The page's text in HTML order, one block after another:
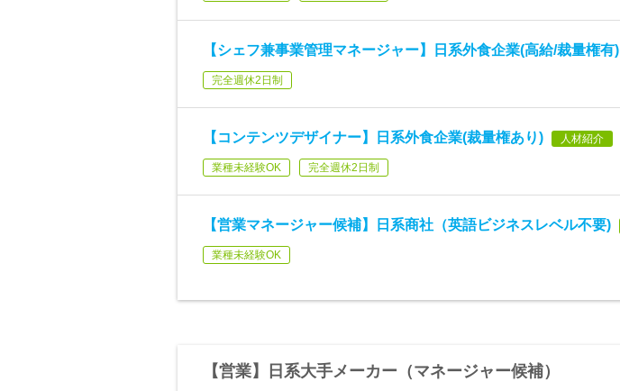
【シェフ兼事業管理マネージャー】日系外食企業(高給/裁量権有)
完全週休2日制
【コンテンツデザイナー】日系外食企業(裁量権あり) 人材紹介
業種未経験OK 完全週休2日制
【営業マネージャー候補】日系商社（英語ビジネスレベル不要)
業種未経験OK
【営業】日系大手メーカー（マネージャー候補）